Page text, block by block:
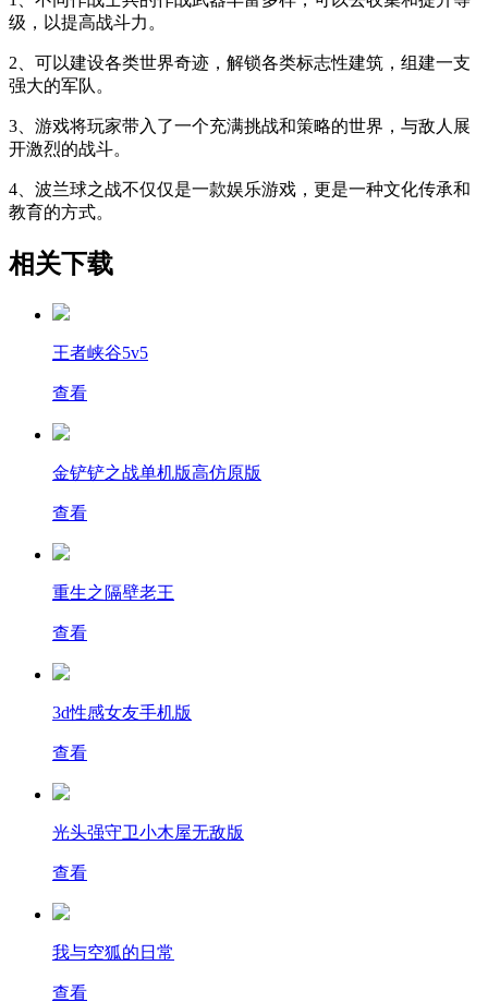
级，以提高战斗力。
2、可以建设各类世界奇迹，解锁各类标志性建筑，组建一支
强大的军队。
3、游戏将玩家带入了一个充满挑战和策略的世界，与敌人展
开激烈的战斗。
4、波兰球之战不仅仅是一款娱乐游戏，更是一种文化传承和
教育的方式。
相关下载
王者峡谷5v5
查看
金铲铲之战单机版高仿原版
查看
重生之隔壁老王
查看
3d性感女友手机版
查看
光头强守卫小木屋无敌版
查看
我与空狐的日常
查看